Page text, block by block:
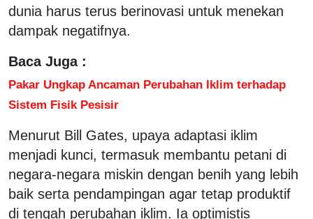
dunia harus terus berinovasi untuk menekan
dampak negatifnya.
Baca Juga :
Pakar Ungkap Ancaman Perubahan Iklim terhadap
Sistem Fisik Pesisir
Menurut Bill Gates, upaya adaptasi iklim
menjadi kunci, termasuk membantu petani di
negara-negara miskin dengan benih yang lebih
baik serta pendampingan agar tetap produktif
di tengah perubahan iklim. Ia optimistis